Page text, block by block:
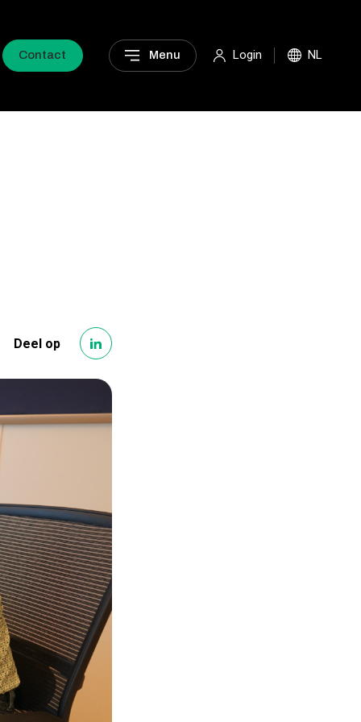
Contact Menu Login NL
Deel op